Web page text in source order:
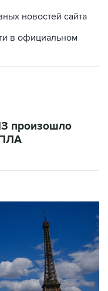
новостей сайта
в официальном
произошло